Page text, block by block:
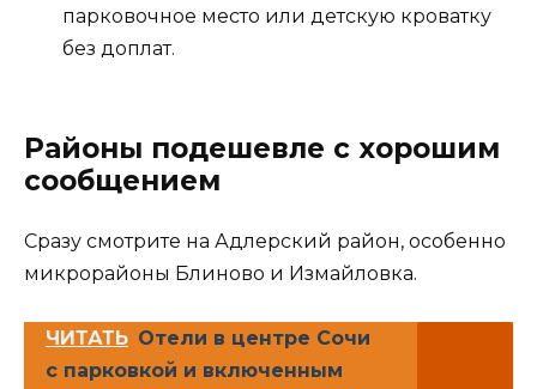
парковочное место или детскую кроватку
без доплат.
Районы подешевле с хорошим
сообщением
Сразу смотрите на Адлерский район, особенно
микрорайоны Блиново и Измайловка.
ЧИТАТЬ Отели в центре Сочи
с парковкой и включенным